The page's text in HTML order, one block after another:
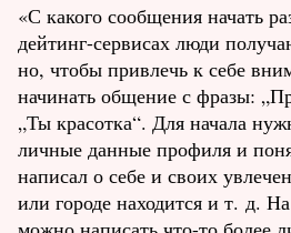
«С какого сообщения начать
дейтинг-сервисах люди
но, чтобы привлечь к себе
начинать общение с фразы:
„Ты красотка“. Для начала
личные данные профиля и
написал о себе и своих
или городе находится и т. д.